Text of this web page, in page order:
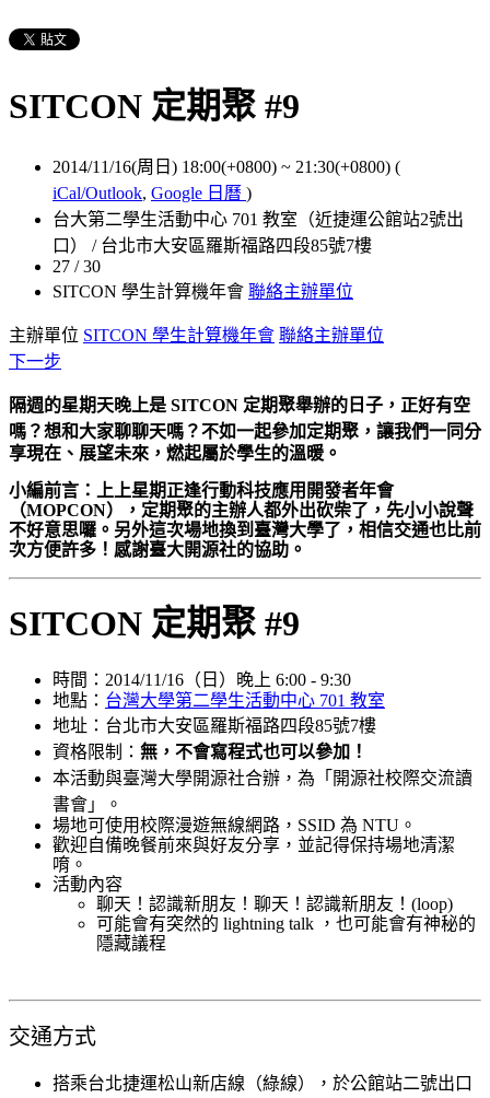
SITCON 定期聚 #9
2014/11/16(周日) 18:00(+0800) ~ 21:30(+0800) (
iCal/Outlook, Google 日曆 )
台大第二學生活動中心 701 教室（近捷運公館站2號出
口） / 台北市大安區羅斯福路四段85號7樓
27 / 30
SITCON 學生計算機年會 聯絡主辦單位
主辦單位 SITCON 學生計算機年會 聯絡主辦單位
下一步
隔週的星期天晚上是 SITCON 定期聚舉辦的日子，正好有空
嗎？想和大家聊聊天嗎？不如一起參加定期聚，讓我們一同分
享現在、展望未來，燃起屬於學生的溫暖。
小編前言：上上星期正逢行動科技應用開發者年會
（MOPCON），定期聚的主辦人都外出砍柴了，先小小說聲
不好意思囉。另外這次場地換到臺灣大學了，相信交通也比前
次方便許多！ 感謝臺大開源社的協助。
SITCON 定期聚 #9
時間：2014/11/16（日）晚上 6:00 - 9:30
地點： 台灣大學第二學生活動中心 701 教室
地址： 台北市大安區羅斯福路四段85號7樓
資格限制： 無，不會寫程式也可以參加！
本活動與臺灣大學開源社合辦，為「開源社校際交流讀
書會」。
場地可使用校際漫遊無線網路，SSID 為 NTU。
歡迎自備晚餐前來與好友分享，並記得保持場地清潔
唷。
活動內容
​聊天！認識新朋友！聊天！認識新朋友！(loop)
可能會有突然的 lightning talk ，也可能會有神秘的
隱藏議程
交通方式
搭乘台北捷運松山新店線（綠線），於公館站二號出口